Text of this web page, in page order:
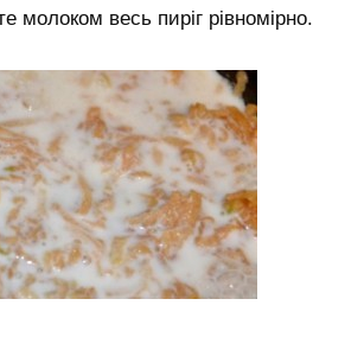
молоком весь пиріг рівномірно.